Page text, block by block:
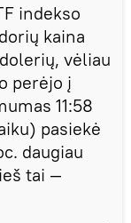
indekso
kaina
vėliau
perėjo į
11:58
pasiekė
daugiau
tai —